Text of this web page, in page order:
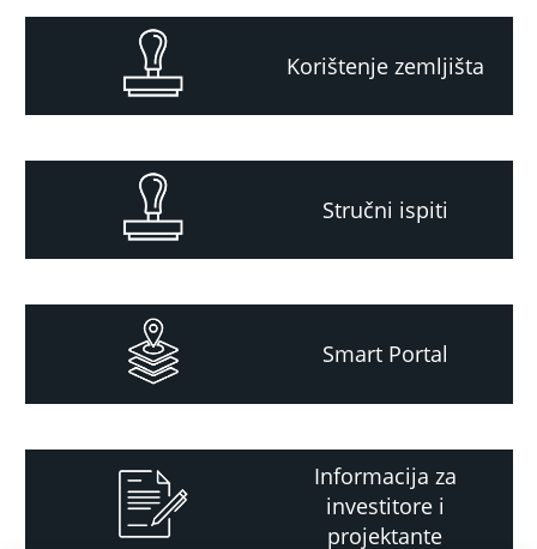
Korištenje zemljišta
Stručni ispiti
Smart Portal
Informacija za
investitore i
projektante